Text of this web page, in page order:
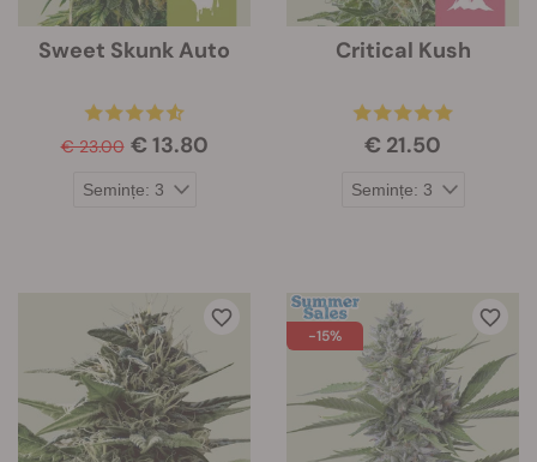
Sweet Skunk Auto
€ 23.00 € 13.80
Critical Kush
€ 21.50
-15%